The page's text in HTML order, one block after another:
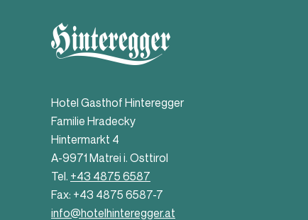
Hotel Gasthof Hinteregger
Familie Hradecky
Hintermarkt 4
A-9971 Matrei i. Osttirol
Tel. +43 4875 6587
Fax: +43 4875 6587-7
info@hotelhinteregger.at